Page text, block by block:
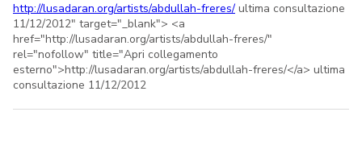
http://lusadaran.org/artists/abdullah-freres/ ultima consultazione
11/12/2012" target="_blank"> <a
href="http://lusadaran.org/artists/abdullah-freres/"
rel="nofollow" title="Apri collegamento
esterno">http://lusadaran.org/artists/abdullah-freres/</a> ultima
consultazione 11/12/2012